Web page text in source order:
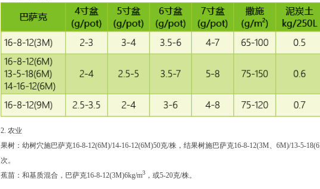
2. 农业
果树：幼树穴施巴萨克16-8-12(6M)/14-16-12(6M)50克/株，结果树施巴萨克16-8-12(3M、6M)/13-5-
次。
蕉苗：和基质混合，巴萨克16-8-12(3M)6kg/m3 ，或5-20克/株。